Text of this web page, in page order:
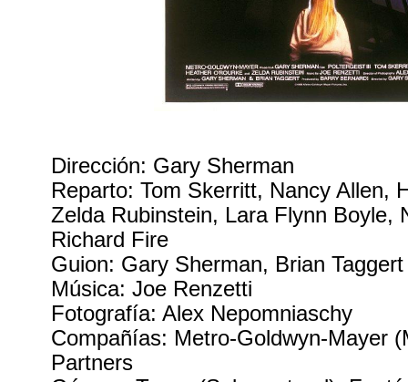
Dirección: Gary Sherman
Reparto: Tom Skerritt, Nancy Allen,
Zelda Rubinstein, Lara Flynn Boyle,
Richard Fire
Guion: Gary Sherman, Brian Taggert
Música: Joe Renzetti
Fotografía: Alex Nepomniaschy
Compañías: Metro-Goldwyn-Mayer
Partners